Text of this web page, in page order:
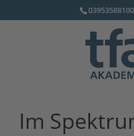
03953588100
Im